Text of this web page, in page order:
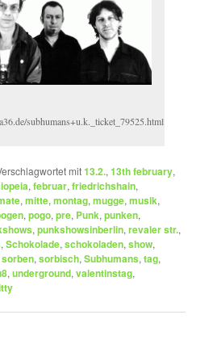
subhumans+u.k._ticket_79525.html
mit13.2.,13th february,
,februar,friedrichshain,
,mitte,montag,mugge,musik,
,pogo,pre, Punk,punken,
,punkshowsinberlin,revaler str.,
,Schokolade,schokoladen,show,
sorben,sorbisch,Subhumans,tag,
,underground,valentinstag,